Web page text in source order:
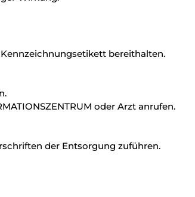
bereithalten.
oder Arzt anrufen.
der Entsorgung zuführen.